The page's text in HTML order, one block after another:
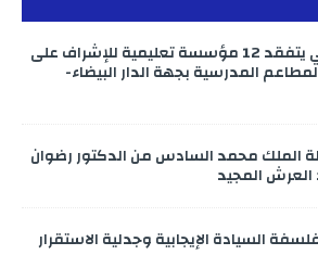
الدكتور نوفل كديلي يتفقد 12 مؤسسة تعليمية للإشراف على
المدرسية بجهة الدار البيضاء-
الملك محمد السادس من الدكتور رضوان
المجيد
السيادة الإيجابية وجدلية الاستقرار